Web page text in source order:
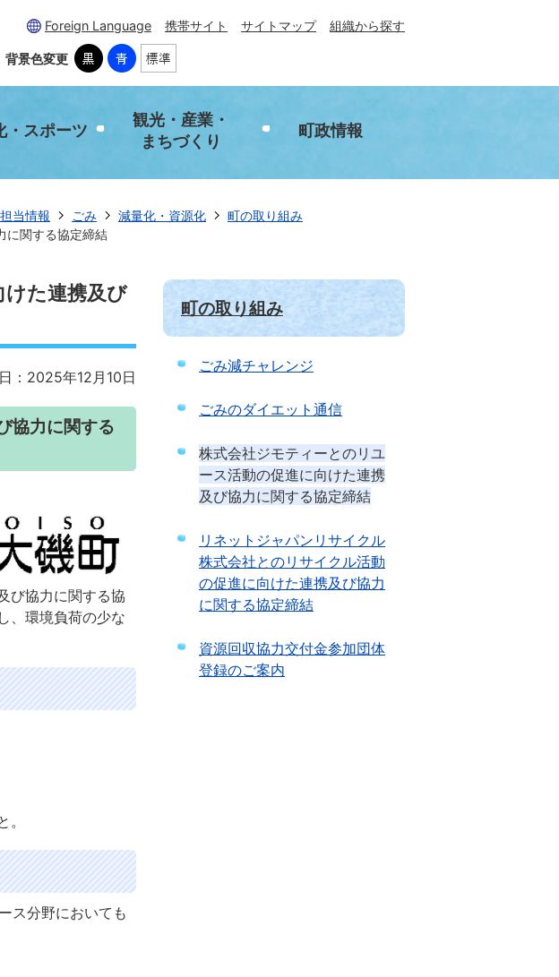
Foreign Language 携帯サイト サイトマップ 組織から探す
背景色変更
・スポーツ
観光・産業・
まちづくり
町政情報
担当情報 ごみ 減量化・資源化
町の取り組み
に関する協定締結
た連携及び
：2025年12月10日
協力に関する
び協力に関する協
、環境負荷の少な
ス分野においても
町の取り組み
ごみ減チャレンジ
ごみのダイエット通信
株式会社ジモティーとのリユ
ース活動の促進に向けた連携
及び協力に関する協定締結
リネットジャパンリサイクル
株式会社とのリサイクル活動
の促進に向けた連携及び協力
に関する協定締結
資源回収協力交付金参加団体
登録のご案内